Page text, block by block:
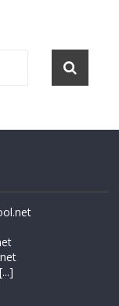
[...]